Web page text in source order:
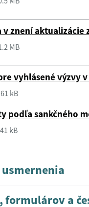
znení aktualizácie
MB
vyhlásené výzvy
kB
podľa sankčného
kB
formulárov a